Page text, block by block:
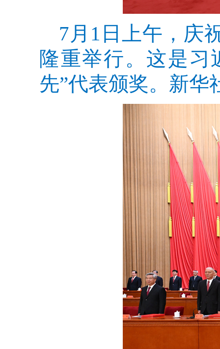
7月1日上午，庆
隆重举行。这是习
先”代表颁奖。新华